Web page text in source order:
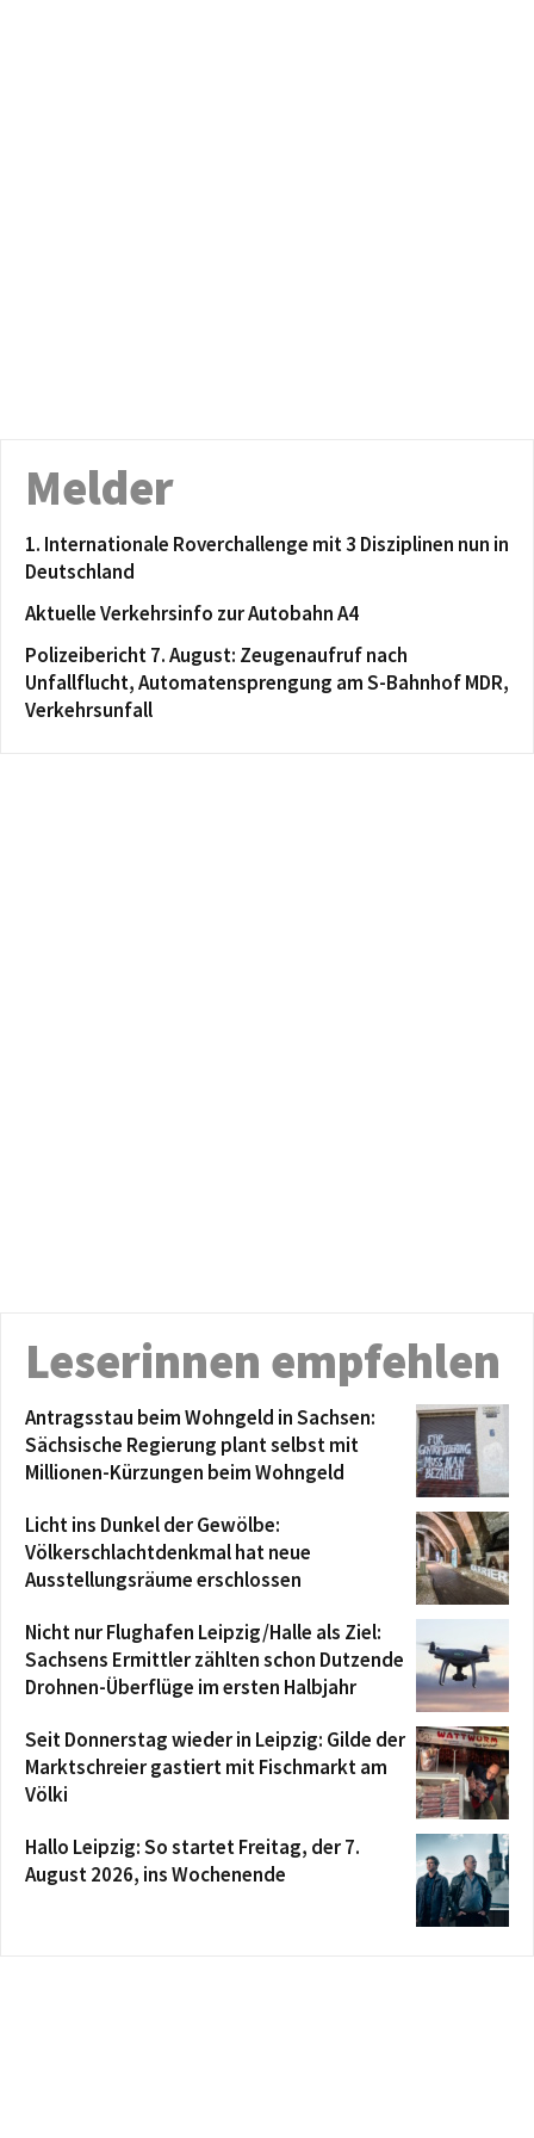
Melder
1. Internationale Roverchallenge mit 3 Disziplinen nun in
Deutschland
Aktuelle Verkehrsinfo zur Autobahn A4
Polizeibericht 7. August: Zeugenaufruf nach
Unfallflucht, Automatensprengung am S-Bahnhof MDR,
Verkehrsunfall
Leserinnen empfehlen
Antragsstau beim Wohngeld in Sachsen:
Sächsische Regierung plant selbst mit
Millionen-Kürzungen beim Wohngeld
Licht ins Dunkel der Gewölbe:
Völkerschlachtdenkmal hat neue
Ausstellungsräume erschlossen
Nicht nur Flughafen Leipzig/Halle als Ziel:
Sachsens Ermittler zählten schon Dutzende
Drohnen-Überflüge im ersten Halbjahr
Seit Donnerstag wieder in Leipzig: Gilde der
Marktschreier gastiert mit Fischmarkt am
Völki
Hallo Leipzig: So startet Freitag, der 7.
August 2026, ins Wochenende